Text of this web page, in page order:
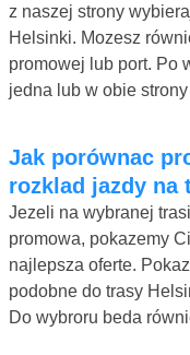
z naszej strony
Helsinki. Mozesz
promowej lub port. Po
jedna lub w obie
Jak porównac promy, sprawdzic ceny i
rozklad jazdy na
Jezeli na wybranej
promowa, pokazemy
najlepsza oferte.
podobne do trasy
Do wybroru beda